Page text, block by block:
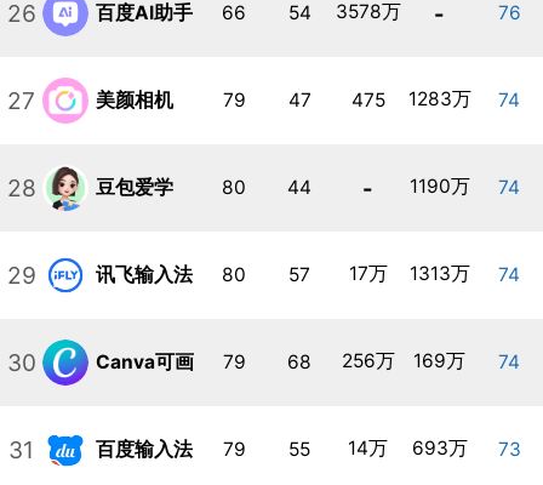
26 百度AI助手 66 54 3578万 - 76
27 美颜相机 79 47 475 1283万 74
28 豆包爱学 80 44 - 1190万 74
29 讯飞输入法 80 57 17万 1313万 74
30 Canva可画 79 68 256万 169万 74
31 百度输入法 79 55 14万 693万 73